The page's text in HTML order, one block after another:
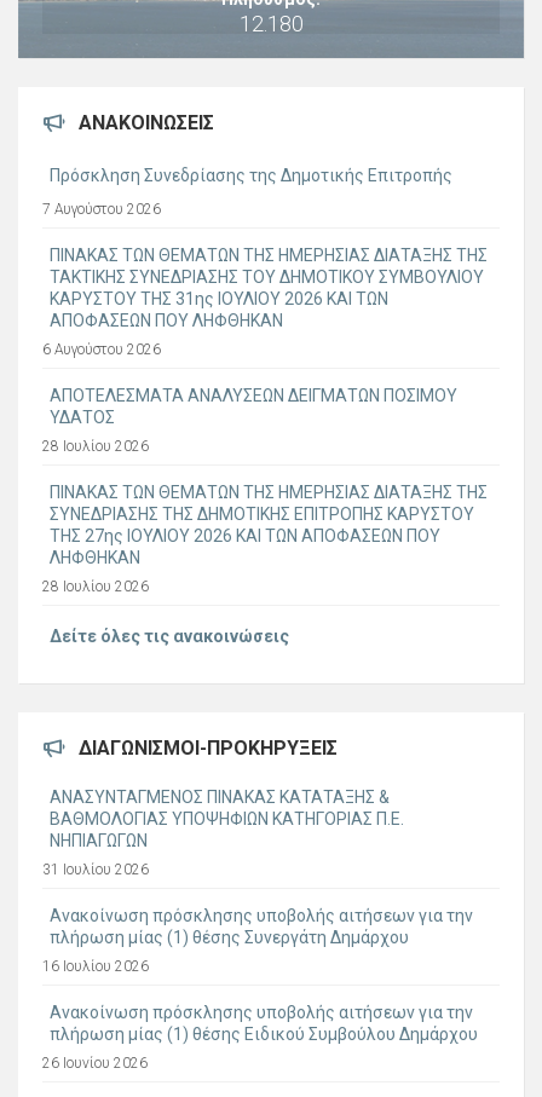
12.180
ΑΝΑΚΟΙΝΏΣΕΙΣ
Πρόσκληση Συνεδρίασης της Δημοτικής Επιτροπής
7 Αυγούστου 2026
ΠΙΝΑΚΑΣ ΤΩΝ ΘΕΜΑΤΩΝ ΤΗΣ ΗΜΕΡΗΣΙΑΣ ΔΙΑΤΑΞΗΣ ΤΗΣ
ΤΑΚΤΙΚΗΣ ΣΥΝΕΔΡΙΑΣΗΣ ΤΟΥ ΔΗΜΟΤΙΚΟΥ ΣΥΜΒΟΥΛΙΟΥ
ΚΑΡΥΣΤΟΥ ΤΗΣ 31ης ΙΟΥΛΙΟΥ 2026 ΚΑΙ ΤΩΝ
ΑΠΟΦΑΣΕΩΝ ΠΟΥ ΛΗΦΘΗΚΑΝ
6 Αυγούστου 2026
ΑΠΟΤΕΛΕΣΜΑΤΑ ΑΝΑΛΥΣΕΩΝ ΔΕΙΓΜΑΤΩΝ ΠΟΣΙΜΟΥ
ΥΔΑΤΟΣ
28 Ιουλίου 2026
ΠΙΝΑΚΑΣ ΤΩΝ ΘΕΜΑΤΩΝ ΤΗΣ ΗΜΕΡΗΣΙΑΣ ΔΙΑΤΑΞΗΣ ΤΗΣ
ΣΥΝΕΔΡΙΑΣΗΣ ΤΗΣ ΔΗΜΟΤΙΚΗΣ ΕΠΙΤΡΟΠΗΣ ΚΑΡΥΣΤΟΥ
ΤΗΣ 27ης ΙΟΥΛΙΟΥ 2026 ΚΑΙ ΤΩΝ ΑΠΟΦΑΣΕΩΝ ΠΟΥ
ΛΗΦΘΗΚΑΝ
28 Ιουλίου 2026
Δείτε όλες τις ανακοινώσεις
ΔΙΑΓΩΝΙΣΜΟΊ-ΠΡΟΚΗΡΎΞΕΙΣ
ΑΝΑΣΥΝΤΑΓΜΕΝΟΣ ΠΙΝΑΚΑΣ ΚΑΤΑΤΑΞΗΣ &
ΒΑΘΜΟΛΟΓΙΑΣ ΥΠΟΨΗΦΙΩΝ ΚΑΤΗΓΟΡΙΑΣ Π.Ε.
ΝΗΠΙΑΓΩΓΩΝ
31 Ιουλίου 2026
Ανακοίνωση πρόσκλησης υποβολής αιτήσεων για την
πλήρωση μίας (1) θέσης Συνεργάτη Δημάρχου
16 Ιουλίου 2026
Ανακοίνωση πρόσκλησης υποβολής αιτήσεων για την
πλήρωση μίας (1) θέσης Ειδικού Συμβούλου Δημάρχου
26 Ιουνίου 2026